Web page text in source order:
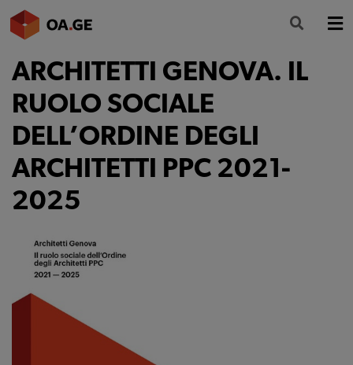
L’ORDINE
AMMINISTRAZIONE TRASPARENTE
ALBO
SEGRETERIA
SERVIZI
FORMAZIONE
NEWS
ARCHITETTI GENOVA. IL
RUOLO SOCIALE
DELL’ORDINE DEGLI
ARCHITETTI PPC 2021-
2025